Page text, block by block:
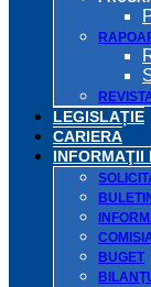
LEGISLAȚIE
CARIERA
INFORMAŢII
BUGET